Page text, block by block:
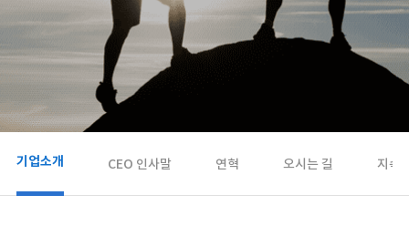
기업소개 CEO 인사말 연혁 오시는 길 지속